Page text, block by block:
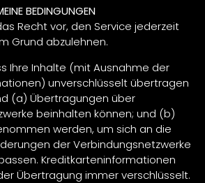
BEDINGUNGEN
Recht vor, den Service jederzeit
Grund abzulehnen.
Ihre Inhalte (mit Ausnahme der
unverschlüsselt übertragen
(a) Übertragungen über
beinhalten können; und (b)
werden, um sich an die
der Verbindungsnetzwerke
Kreditkarteninformationen
Übertragung immer verschlüsselt.